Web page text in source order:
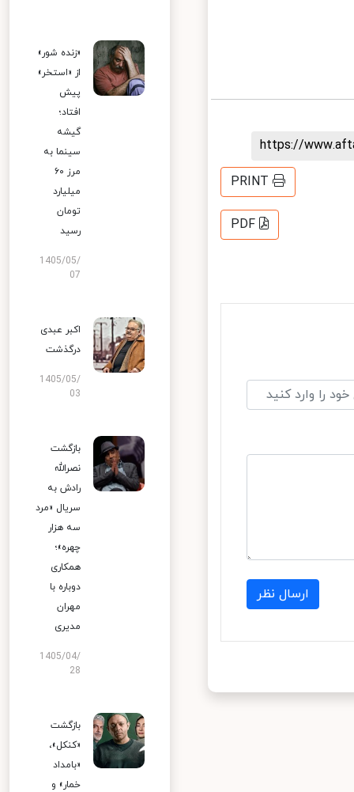
https://
PRINT
PDF
ارسال نظر
«زنده شور»
از «استخر»
پیش
افتاد؛
گیشه
سینما به
مرز ۶۰
میلیارد
تومان
رسید
1405/05/
07
اکبر عبدی
درگذشت
1405/05/
03
بازگشت
نصرالله
رادش به
سریال «مرد
سه هزار
چهره»؛
همکاری
دوباره با
مهران
مدیری
1405/04/
28
بازگشت
«کنکل»،
«بامداد
خمار» و